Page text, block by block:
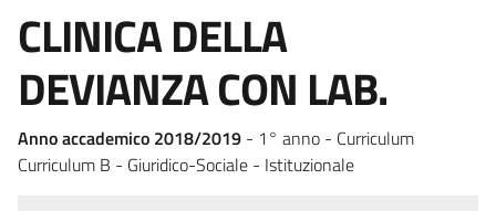
CLINICA DELLA
DEVIANZA CON LAB.
Anno accademico 2018/2019 - 1° anno - Curriculum
Curriculum B - Giuridico-Sociale - Istituzionale